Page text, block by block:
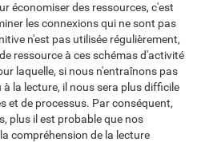
économiser des ressources, c'est
les connexions qui ne sont pas
n'est pas utilisée régulièrement,
ressource à ces schémas d'activité
laquelle, si nous n'entraînons pas
la lecture, il nous sera plus difficile
et de processus. Par conséquent,
plus il est probable que nos
compréhension de la lecture